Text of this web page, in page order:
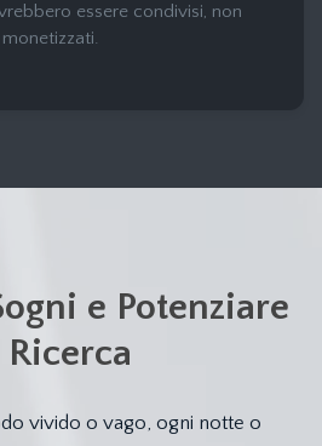
essere condivisi, non
monetizzati.
e Potenziare
Ricerca
vivido o vago, ogni notte o